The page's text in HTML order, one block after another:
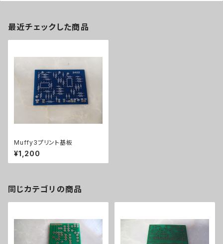
最近チェックした商品
Muffy3プリント基板
¥1,200
同じカテゴリの商品